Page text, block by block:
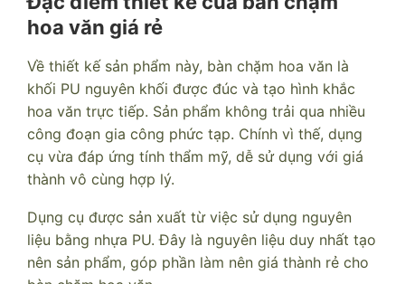
hoa văn giá rẻ
Về thiết kế sản phẩm này, bàn chặm hoa văn là
khối PU nguyên khối được đúc và tạo hình khắc
hoa văn trực tiếp. Sản phẩm không trải qua nhiều
công đoạn gia công phức tạp. Chính vì thế, dụng
cụ vừa đáp ứng tính thẩm mỹ, dễ sử dụng với giá
thành vô cùng hợp lý.
Dụng cụ được sản xuất từ việc sử dụng nguyên
liệu bằng nhựa PU. Đây là nguyên liệu duy nhất tạo
nên sản phẩm, góp phần làm nên giá thành rẻ cho